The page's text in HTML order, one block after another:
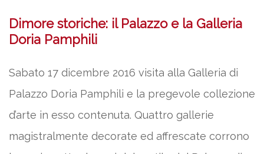
Dimore storiche: il Palazzo e la Galleria
Doria Pamphili
Sabato 17 dicembre 2016 visita alla Galleria di
Palazzo Doria Pamphili e la pregevole collezione
d’arte in esso contenuta. Quattro gallerie
magistralmente decorate ed affrescate corrono